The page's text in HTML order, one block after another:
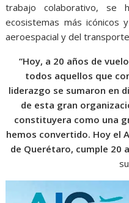
trabajo colaborativo, se
ecosistemas más icónicos
aeroespacial y del
“Hoy, a 20 años de
todos aquellos que
liderazgo se sumaron en
de esta gran
constituyera como una
hemos convertido. Hoy el
de Querétaro, cumple 20